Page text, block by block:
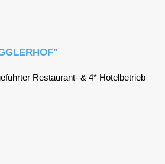
Restau­rant- & 4* Hotel­be­trieb